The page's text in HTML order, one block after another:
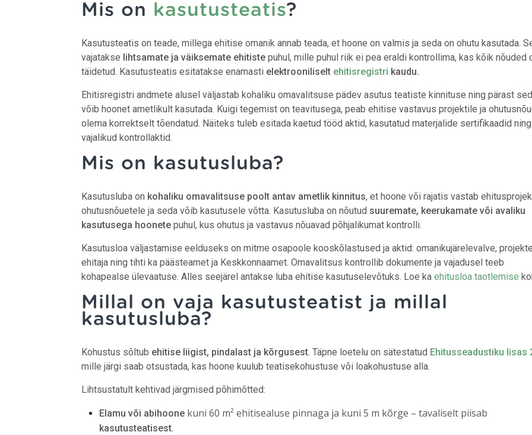
Mis on kasutusteatis?
Kasutusteatis on teade, millega ehitise omanik annab teada, et hoone on valmis ja seda on ohutu kasutada.
vajatakse lihtsamate ja väiksemate ehitiste puhul, mille puhul riik ei pea eraldi kontrollima, kas kõik nõuded
täidetud. Kasutusteatis esitatakse enamasti elektrooniliselt ehitisregistri kaudu.
Ehitisregistri andmete alusel väljastab kohaliku omavalitsuse pädev asutus teatiste kinnituse ning pärast
võib hoonet ametlikult kasutada. Kuigi tegemist on teavitusega, peab ehitise vastavus projektile ja
olema korrektselt tõendatud. Näiteks tuleb esitada kaetud tööd aktid, kasutatud materjalide sertifikaadid ning
vajalikud kontrollaktid.
Mis on kasutusluba?
Kasutusluba on kohaliku omavalitsuse poolt antav ametlik kinnitus, et hoone või rajatis vastab
ohutusnõuetele ja seda võib kasutusele võtta. Kasutusluba on nõutud suuremate, keerukamate või avaliku
kasutusega hoonete puhul, kus ohutus ja vastavus nõuavad põhjalikumat kontrolli.
Kasutusloa väljastamise eelduseks on mitme osapoole kooskõlastused ja aktid: omanikujärelevalve,
ehitaja ning tihti ka päästeamet ja Keskkonnaamet. Omavalitsus kontrollib dokumente ja vajadusel teeb
kohapealse ülevaatuse. Alles seejärel antakse luba ehitise kasutuselevõtuks. Loe ka ehitusloa taotlemise
Millal on vaja kasutusteatist ja millal
kasutusluba?
Kohustus sõltub ehitise liigist, pindalast ja kõrgusest. Täpne loetelu on sätestatud Ehitusseadustiku lisas
mille järgi saab otsustada, kas hoone kuulub teatisekohustuse või loakohustuse alla.
Lihtsustatult kehtivad järgmised põhimõtted:
Elamu või abihoone kuni 60 m² ehitisealuse pinnaga ja kuni 5 m kõrge – tavaliselt piisab
kasutusteatisest.